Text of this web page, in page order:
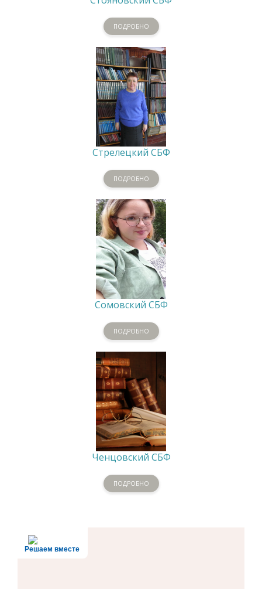
ПОДРОБНО
Стрелецкий СБФ
ПОДРОБНО
Сомовский СБФ
ПОДРОБНО
Ченцовский СБФ
ПОДРОБНО
Решаем вместе